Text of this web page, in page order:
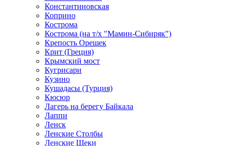
Константиновская
Коприно
Кострома
Кострома (на т/х "Мамин-Сибиряк")
Крепость Орешек
Крит (Греция)
Крымский мост
Кугрисари
Кузино
Кушадасы (Турция)
Кюсюр
Лагерь на берегу Байкала
Лаппи
Ленск
Ленские Столбы
Ленские Щеки